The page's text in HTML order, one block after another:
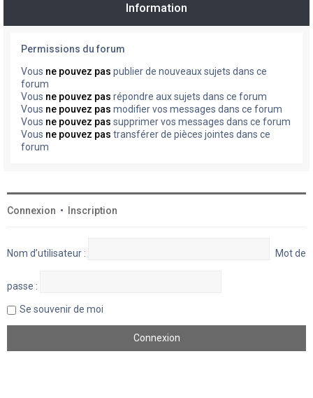
Information
Permissions du forum
Vous ne pouvez pas publier de nouveaux sujets dans ce
forum
Vous ne pouvez pas répondre aux sujets dans ce forum
Vous ne pouvez pas modifier vos messages dans ce forum
Vous ne pouvez pas supprimer vos messages dans ce forum
Vous ne pouvez pas transférer de pièces jointes dans ce
forum
Connexion • Inscription
Nom d’utilisateur : Mot de
passe :
Se souvenir de moi